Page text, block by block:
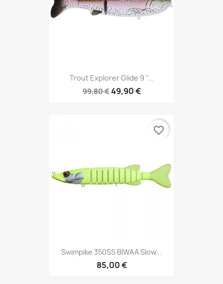
Trout Explorer Glide 9 "...
99,80 €49,90 €
Swimpike 350SS BIWAA Slow...
85,00 €
favorite_border